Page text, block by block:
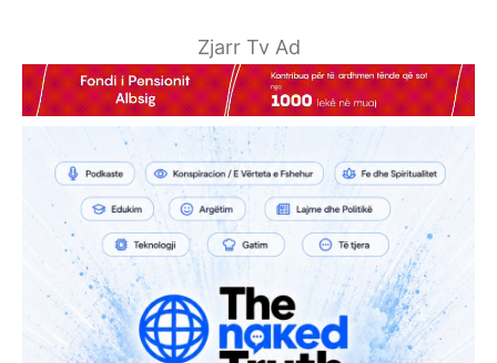
Zjarr Tv Ad